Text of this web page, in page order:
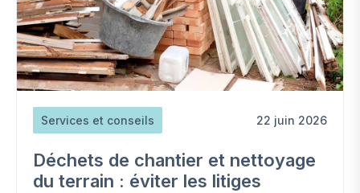
Services et conseils 22 juin 2026
Déchets de chantier et nettoyage
du terrain : éviter les litiges